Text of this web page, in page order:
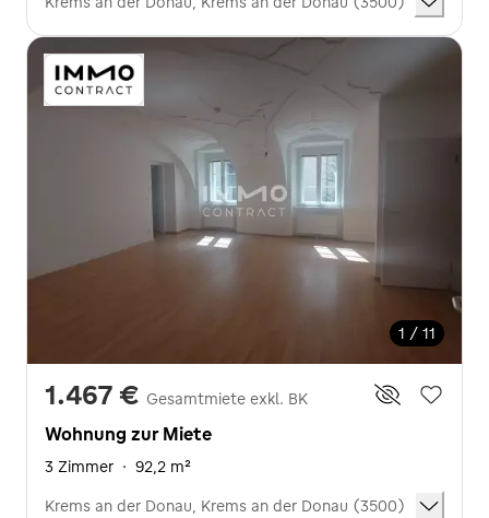
1 / 11
1.467 € Gesamtmiete exkl. BK
Wohnung zur Miete
3 Zimmer · 92,2 m²
Krems an der Donau, Krems an der Donau (3500)